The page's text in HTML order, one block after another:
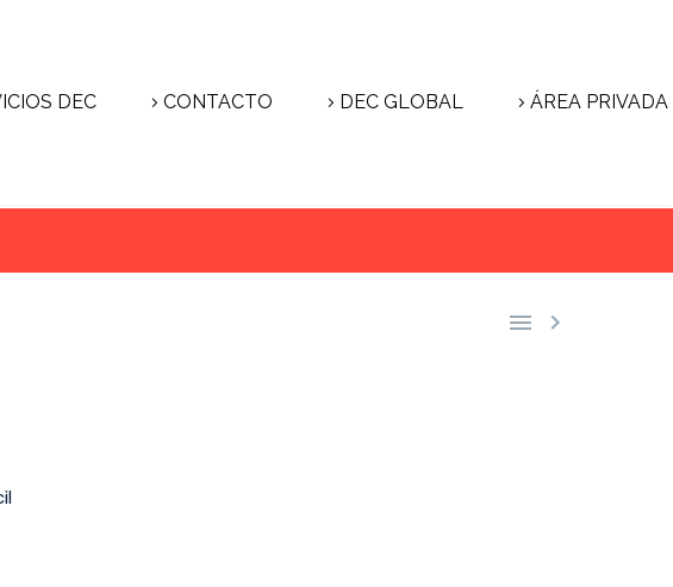
DEC CONTACTO DEC GLOBAL ÁREA PRIVADA
 